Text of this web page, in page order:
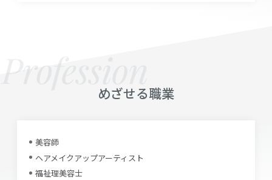
めざせる職業
美容師
ヘアメイクアップアーティスト
福祉理美容士